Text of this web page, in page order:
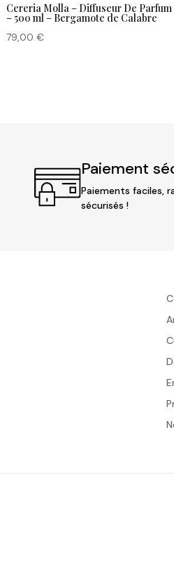
Cereria Molla – Diffuseur De Parfum
– 500 ml – Bergamote de Calabre
79,00€
Paiement
Paiements faciles,
sécurisés !